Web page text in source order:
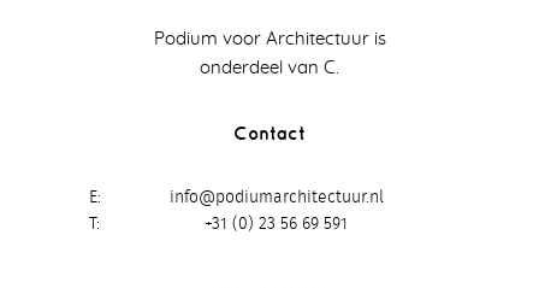
Podium voor Architectuur is
onderdeel van C.
Contact
E
info@podiumarchitectuur.nl
+31 (0) 23 56 69 591